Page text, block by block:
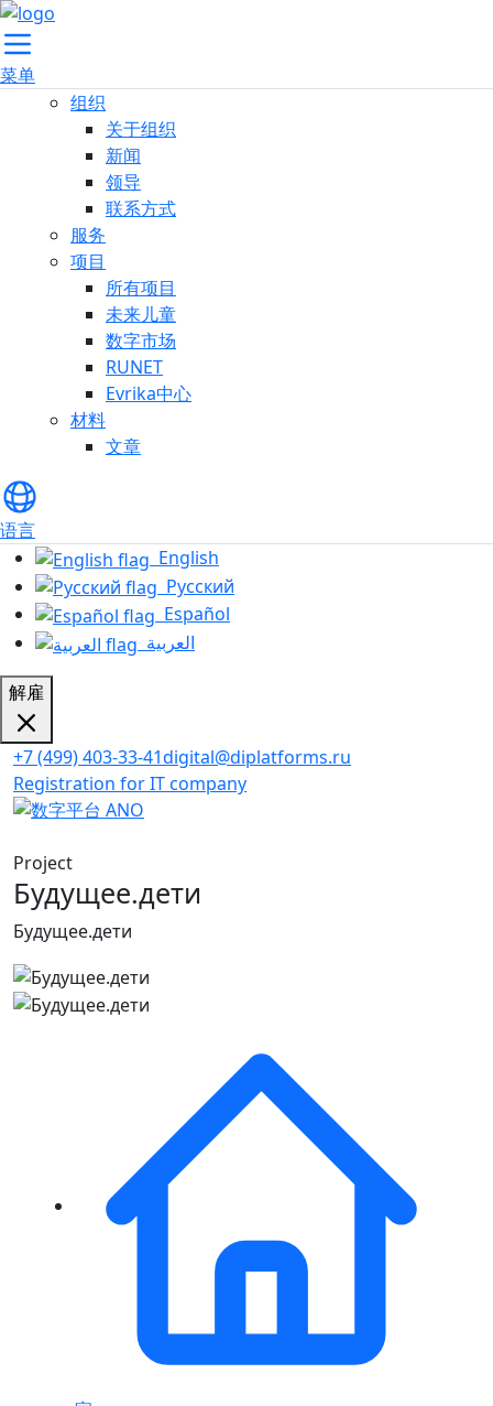
菜单
组织
关于组织
新闻
领导
联系方式
服务
项目
所有项目
未来儿童
数字市场
RUNET
Evrika中心
材料
文章
语言
English
Русский
Español
العربية
解雇
+7 (499) 403-33-41digital@diplatforms.ru
Registration for IT company
Project
Будущее.дети
Будущее.дети